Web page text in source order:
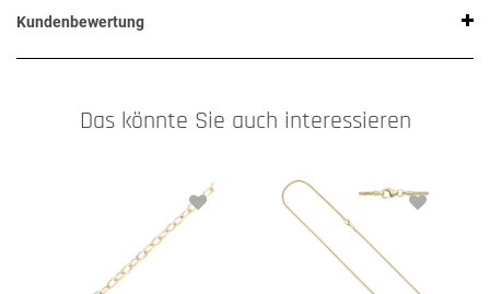
Kundenbewertung
Das könnte Sie auch interessieren